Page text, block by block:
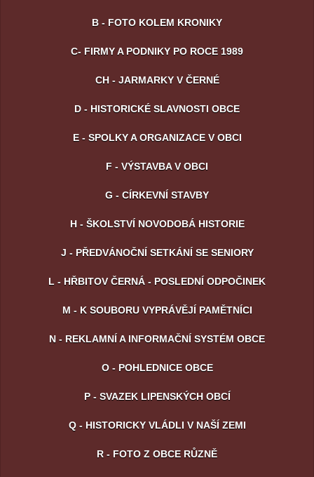
B - FOTO KOLEM KRONIKY
C- FIRMY A PODNIKY PO ROCE 1989
CH - JARMARKY V ČERNÉ
D - HISTORICKÉ SLAVNOSTI OBCE
E - SPOLKY A ORGANIZACE V OBCI
F - VÝSTAVBA V OBCI
G - CÍRKEVNÍ STAVBY
H - ŠKOLSTVÍ NOVODOBÁ HISTORIE
J - PŘEDVÁNOČNÍ SETKÁNÍ SE SENIORY
L - HŘBITOV ČERNÁ - POSLEDNÍ ODPOČINEK
M - K SOUBORU VYPRÁVĚJÍ PAMĚTNÍCI
N - REKLAMNÍ A INFORMAČNÍ SYSTÉM OBCE
O - POHLEDNICE OBCE
P - SVAZEK LIPENSKÝCH OBCÍ
Q - HISTORICKY VLÁDLI V NAŠÍ ZEMI
R - FOTO Z OBCE RŮZNĚ